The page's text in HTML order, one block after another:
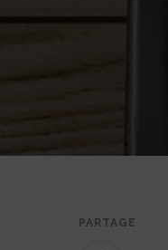
PARTAGE